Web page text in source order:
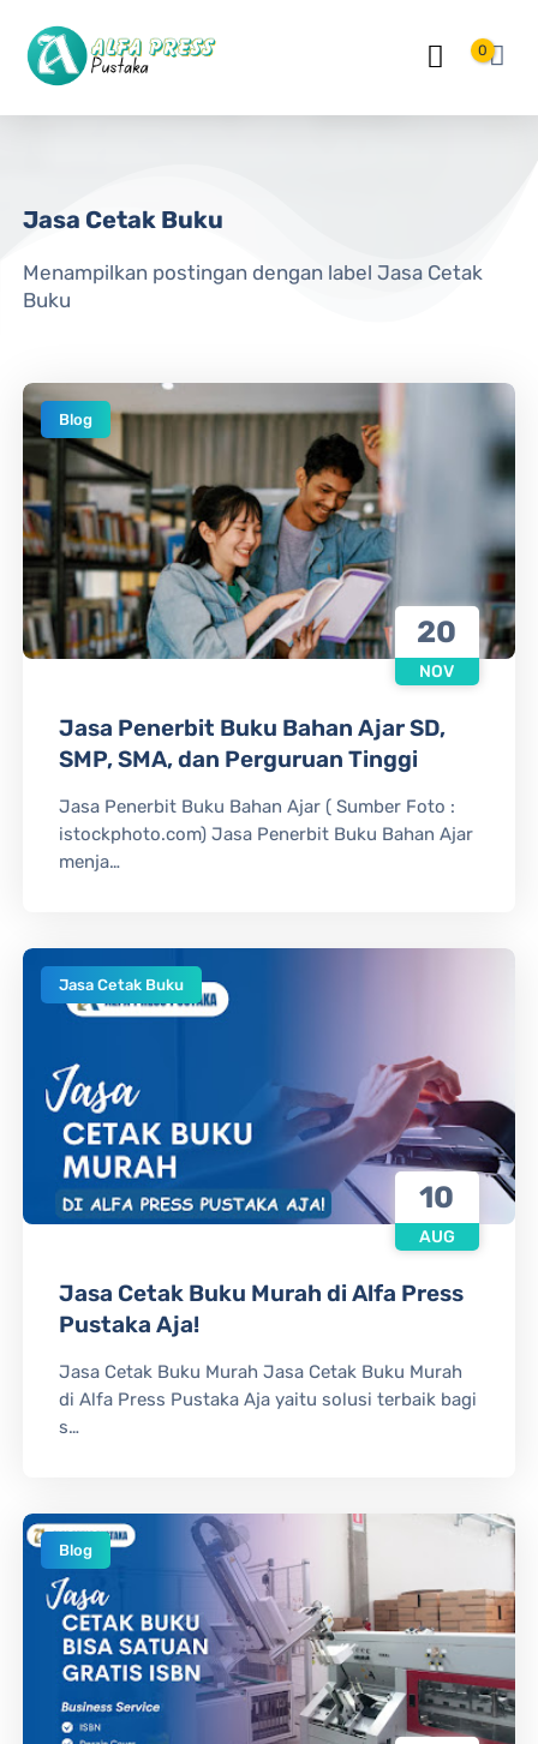
Langsung ke konten utama
0
Jasa Cetak Buku
Menampilkan postingan dengan labelJasa Cetak
Buku
Blog
20
NOV
Jasa Penerbit Buku Bahan Ajar SD,
SMP, SMA, dan Perguruan Tinggi
Jasa Penerbit Buku Bahan Ajar ( Sumber Foto :
istockphoto.com) Jasa Penerbit Buku Bahan Ajar
menja…
Jasa Cetak Buku
10
AUG
Jasa Cetak Buku Murah di Alfa Press
Pustaka Aja!
Jasa Cetak Buku Murah Jasa Cetak Buku Murah
di Alfa Press Pustaka Aja yaitu solusi terbaik bagi
s…
Blog